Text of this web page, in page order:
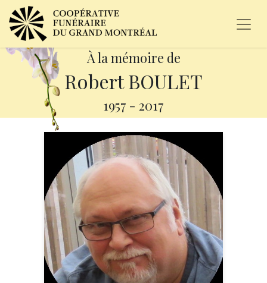
À la mémoire de
Robert BOULET
1957 - 2017